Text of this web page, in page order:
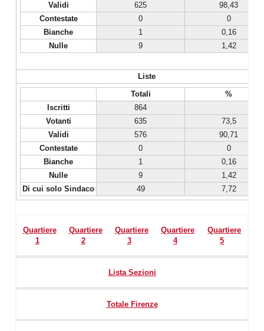
Validi
625
98,43
Contestate
0
0
Bianche
1
0,16
Nulle
9 1,42
Liste
Totali
%
Iscritti
864
Votanti
635
73,5
Validi
576
90,71
Contestate
0
0
Bianche
1
0,16
Nulle
9
1,42
Di cui solo Sindaco
49 7,72
Quartiere
1
Quartiere
2
Quartiere
3
Quartiere
4
Quartiere
5
Lista Sezioni
Totale Firenze